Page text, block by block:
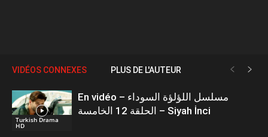
VIDÉOS CONNEXES PLUS DE L'AUTEUR
Turkish Drama
HD
En vidéo – مسلسل اللؤلؤة السوداء
الحلقة 12 الخامسة – Siyah İnci